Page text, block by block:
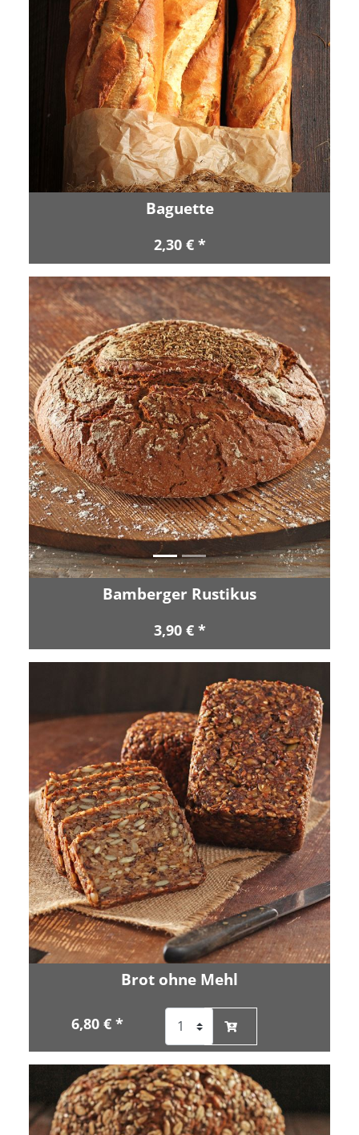
Baguette
2,30 € *
Zurück Vor
Bamberger Rustikus
3,90 € *
Brot ohne Mehl
6,80 € *